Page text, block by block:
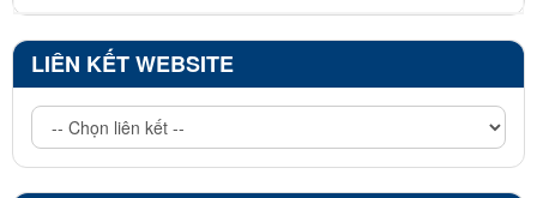
LIÊN KẾT WEBSITE